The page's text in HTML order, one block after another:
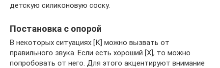
детскую силиконовую соску.
Постановка с опорой
В некоторых ситуациях [К] можно вызвать от
правильного звука. Если есть хороший [Х], то можно
попробовать от него. Для этого акцентируют внимание